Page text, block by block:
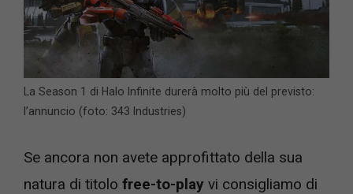
La Season 1 di Halo Infinite durerà molto più del previsto:
l’annuncio (foto: 343 Industries)
Se ancora non avete approfittato della sua
natura di titolo free-to-play vi consigliamo di